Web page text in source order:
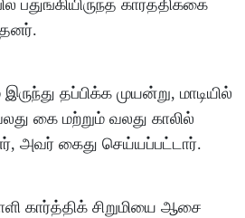
பதுங்கியிருந்த கார்த்திக்கை
தப்பிக்க முயன்று, மாடியில்
கை மற்றும் வலது காலில்
அவர் கைது செய்யப்பட்டார்.
கார்த்திக் சிறுமியை ஆசை